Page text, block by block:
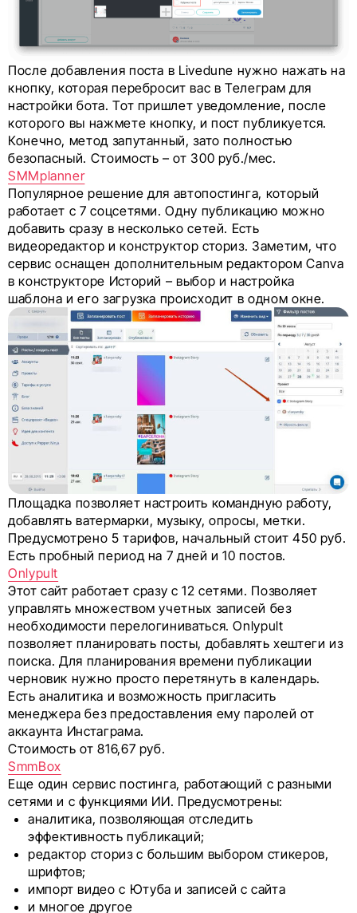
После добавления поста в Livedune нужно нажать на
кнопку, которая перебросит вас в Телеграм для
настройки бота. Тот пришлет уведомление, после
которого вы нажмете кнопку, и пост публикуется.
Конечно, метод запутанный, зато полностью
безопасный. Стоимость – от 300 руб./мес.
SMMplanner
Популярное решение для автопостинга, который
работает с 7 соцсетями. Одну публикацию можно
добавить сразу в несколько сетей. Есть
видеоредактор и конструктор сториз. Заметим, что
сервис оснащен дополнительным редактором Canva
в конструкторе Историй – выбор и настройка
шаблона и его загрузка происходит в одном окне.
Площадка позволяет настроить командную работу,
добавлять ватермарки, музыку, опросы, метки.
Предусмотрено 5 тарифов, начальный стоит 450 руб.
Есть пробный период на 7 дней и 10 постов.
Onlypult
Этот сайт работает сразу с 12 сетями. Позволяет
управлять множеством учетных записей без
необходимости перелогиниваться. Onlypult
позволяет планировать посты, добавлять хештеги из
поиска. Для планирования времени публикации
черновик нужно просто перетянуть в календарь.
Есть аналитика и возможность пригласить
менеджера без предоставления ему паролей от
аккаунта Инстаграма.
Стоимость от 816,67 руб.
SmmBox
Еще один сервис постинга, работающий с разными
сетями и с функциями ИИ. Предусмотрены:
аналитика, позволяющая отследить
эффективность публикаций;
редактор сториз с большим выбором стикеров,
шрифтов;
импорт видео с Ютуба и записей с сайта
и многое другое